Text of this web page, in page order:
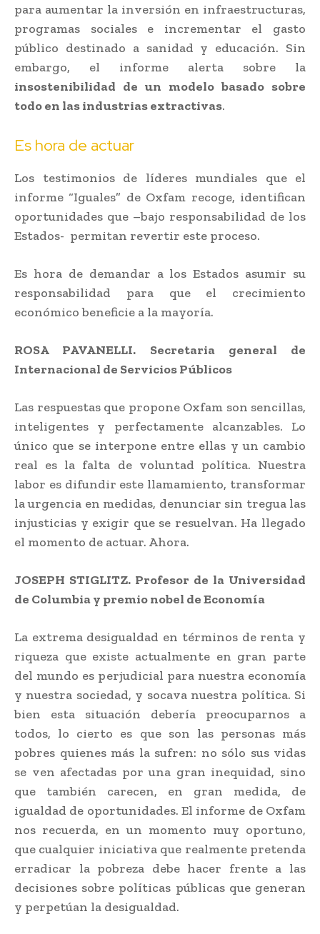
para aumentar la inversión en infraestructuras,
programas sociales e incrementar el gasto
público destinado a sanidad y educación. Sin
embargo, el informe alerta sobre la
insostenibilidad de un modelo basado sobre
todo en las industrias extractivas.
Es hora de actuar
Los testimonios de líderes mundiales que el
informe “Iguales” de Oxfam recoge, identifican
oportunidades que –bajo responsabilidad de los
Estados- permitan revertir este proceso.
Es hora de demandar a los Estados asumir su
responsabilidad para que el crecimiento
económico beneficie a la mayoría.
ROSA PAVANELLI. Secretaria general de
Internacional de Servicios Públicos
Las respuestas que propone Oxfam son sencillas,
inteligentes y perfectamente alcanzables. Lo
único que se interpone entre ellas y un cambio
real es la falta de voluntad política. Nuestra
labor es difundir este llamamiento, transformar
la urgencia en medidas, denunciar sin tregua las
injusticias y exigir que se resuelvan. Ha llegado
el momento de actuar. Ahora.
JOSEPH STIGLITZ. Profesor de la Universidad
de Columbia y premio nobel de Economía
La extrema desigualdad en términos de renta y
riqueza que existe actualmente en gran parte
del mundo es perjudicial para nuestra economía
y nuestra sociedad, y socava nuestra política. Si
bien esta situación debería preocuparnos a
todos, lo cierto es que son las personas más
pobres quienes más la sufren: no sólo sus vidas
se ven afectadas por una gran inequidad, sino
que también carecen, en gran medida, de
igualdad de oportunidades. El informe de Oxfam
nos recuerda, en un momento muy oportuno,
que cualquier iniciativa que realmente pretenda
erradicar la pobreza debe hacer frente a las
decisiones sobre políticas públicas que generan
y perpetúan la desigualdad.